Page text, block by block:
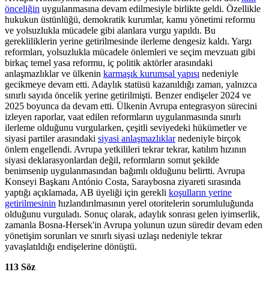
önceliğin uygulanmasına devam edilmesiyle birlikte geldi. Özellikle
hukukun üstünlüğü, demokratik kurumlar, kamu yönetimi reformu
ve yolsuzlukla mücadele gibi alanlara vurgu yapıldı. Bu
gerekliliklerin yerine getirilmesinde ilerleme dengesiz kaldı. Yargı
reformları, yolsuzlukla mücadele önlemleri ve seçim mevzuatı gibi
birkaç temel yasa reformu, iç politik aktörler arasındaki
anlaşmazlıklar ve ülkenin karmaşık kurumsal yapısı nedeniyle
gecikmeye devam etti. Adaylık statüsü kazanıldığı zaman, yalnızca
sınırlı sayıda öncelik yerine getirilmişti. Benzer endişeler 2024 ve
2025 boyunca da devam etti. Ülkenin Avrupa entegrasyon sürecini
izleyen raporlar, vaat edilen reformların uygulanmasında sınırlı
ilerleme olduğunu vurgularken, çeşitli seviyedeki hükümetler ve
siyasi partiler arasındaki siyasi anlaşmazlıklarnedeniyle birçok
önlem engellendi. Avrupa yetkilileri tekrar tekrar, katılım hızının
siyasi deklarasyonlardan değil, reformların somut şekilde
benimsenip uygulanmasından bağımlı olduğunu belirtti. Avrupa
Konseyi Başkanı António Costa, Saraybosna ziyareti sırasında
yaptığı açıklamada, AB üyeliği için gerekli koşulların yerine
getirilmesinin hızlandırılmasının yerel otoritelerin sorumluluğunda
olduğunu vurguladı. Sonuç olarak, adaylık sonrası gelen iyimserlik,
zamanla Bosna-Hersek'in Avrupa yolunun uzun süredir devam eden
yönetişim sorunları ve sınırlı siyasi uzlaşı nedeniyle tekrar
yavaşlatıldığı endişelerine dönüştü.
113 Söz